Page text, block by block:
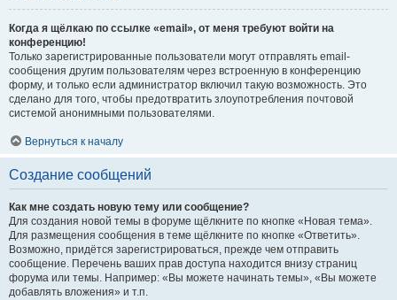
Когда я щёлкаю по ссылке «email», от меня требуют войти на
конференцию!
Только зарегистрированные пользователи могут отправлять email-
сообщения другим пользователям через встроенную в конференцию
форму, и только если администратор включил такую возможность. Это
сделано для того, чтобы предотвратить злоупотребления почтовой
системой анонимными пользователями.
Вернуться к началу
Создание сообщений
Как мне создать новую тему или сообщение?
Для создания новой темы в форуме щёлкните по кнопке «Новая тема».
Для размещения сообщения в теме щёлкните по кнопке «Ответить».
Возможно, придётся зарегистрироваться, прежде чем отправить
сообщение. Перечень ваших прав доступа находится внизу страниц
форума или темы. Например: «Вы можете начинать темы», «Вы можете
добавлять вложения» и т.п.